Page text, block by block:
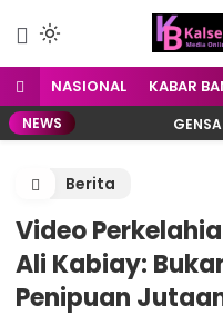
NASIONAL KABAR
NEWS GENSAI
Berita
Video
Ali Kabiay:
Penipuan